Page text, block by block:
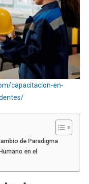
capacitacion-en-
de Paradigma
en el